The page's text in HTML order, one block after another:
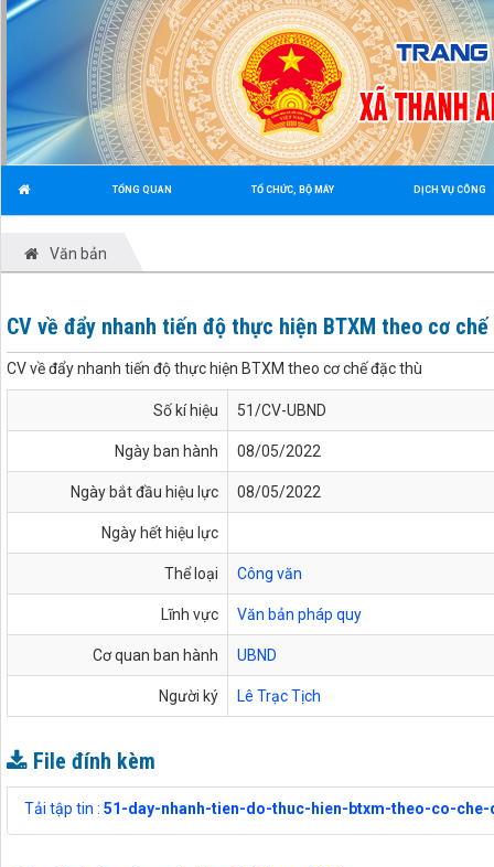
TỔNG QUAN TỔ CHỨC, BỘ MÁY DỊCH VỤ CÔNG
Văn bản
CV về đẩy nhanh tiến độ thực hiện BTXM theo cơ
CV về đẩy nhanh tiến độ thực hiện BTXM theo cơ chế đặc thù
Số kí hiệu 51/CV-UBND
Ngày ban hành 08/05/2022
Ngày bắt đầu hiệu lực 08/05/2022
Ngày hết hiệu lực
Thể loại Công văn
Lĩnh vực Văn bản pháp quy
Cơ quan ban hành UBND
Người ký Lê Trạc Tịch
File đính kèm
Tải tập tin : 51-day-nhanh-tien-do-thuc-hien-btxm-theo-co-che-